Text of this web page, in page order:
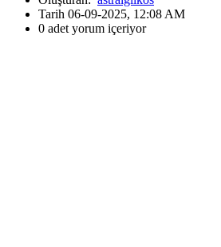
Tarih 06-09-2025, 12:08 AM
0 adet yorum içeriyor